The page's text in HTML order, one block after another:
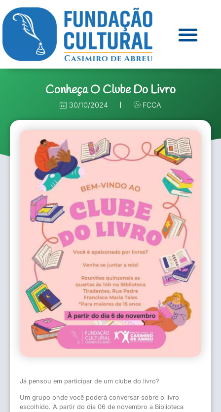
Conheça O Clube Do Livro
30/10/2024 FCCA
Já pensou em participar de um clube do livro?
Um grupo onde você poderá conversar sobre o livro
escolhido. A partir do dia 06 de novembro a Biblioteca